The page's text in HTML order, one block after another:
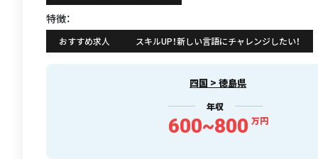
特徴：
おすすめ求人 スキルUP！新しい言語にチャレンジしたい！
四国 > 徳島県
年収
600~800 万円